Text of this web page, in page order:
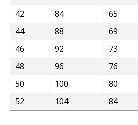
42 84 65
44
88 69
46
92 73
48
96 76
50
100 80
52
104 84